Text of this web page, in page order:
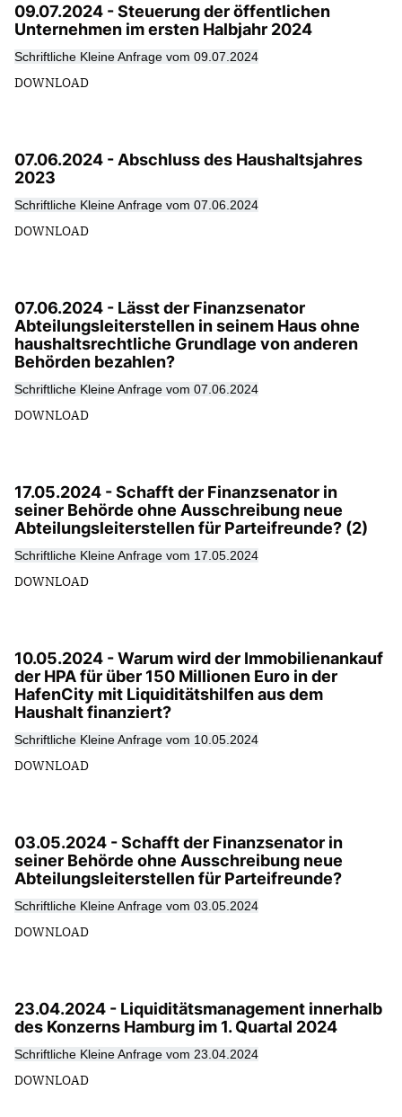
09.07.2024 - Steuerung der öffentlichen
Unternehmen im ersten Halbjahr 2024
Schriftliche Kleine Anfrage vom 09.07.2024
DOWNLOAD
07.06.2024 - Abschluss des Haushaltsjahres
2023
Schriftliche Kleine Anfrage vom 07.06.2024
DOWNLOAD
07.06.2024 - Lässt der Finanzsenator
Abteilungsleiterstellen in seinem Haus ohne
haushaltsrechtliche Grundlage von anderen
Behörden bezahlen?
Schriftliche Kleine Anfrage vom 07.06.2024
DOWNLOAD
17.05.2024 - Schafft der Finanzsenator in
seiner Behörde ohne Ausschreibung neue
Abteilungsleiterstellen für Parteifreunde? (2)
Schriftliche Kleine Anfrage vom 17.05.2024
DOWNLOAD
10.05.2024 - Warum wird der Immobilienankauf
der HPA für über 150 Millionen Euro in der
HafenCity mit Liquiditätshilfen aus dem
Haushalt finanziert?
Schriftliche Kleine Anfrage vom 10.05.2024
DOWNLOAD
03.05.2024 - Schafft der Finanzsenator in
seiner Behörde ohne Ausschreibung neue
Abteilungsleiterstellen für Parteifreunde?
Schriftliche Kleine Anfrage vom 03.05.2024
DOWNLOAD
23.04.2024 - Liquiditätsmanagement innerhalb
des Konzerns Hamburg im 1. Quartal 2024
Schriftliche Kleine Anfrage vom 23.04.2024
DOWNLOAD